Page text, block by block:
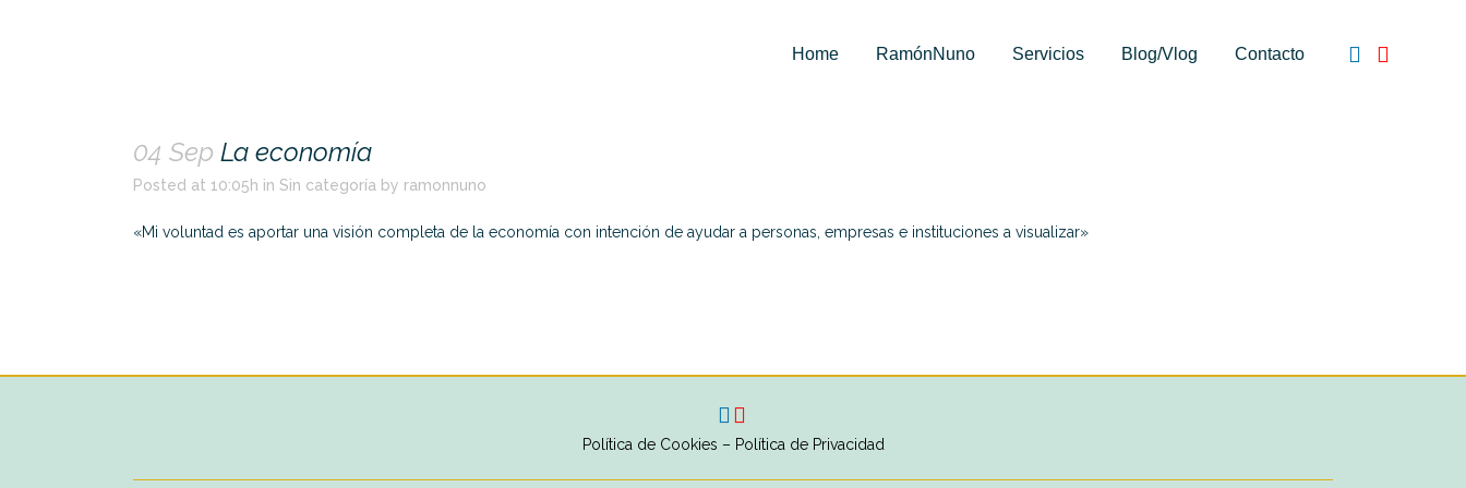
Home RamónNuno Servicios Blog/Vlog Contacto
04 Sep La economía
Posted at 10:05h in Sin categoría by ramonnuno
«Mi voluntad es aportar una visión completa de la economía con intención de ayudar a personas, empresas e instituciones a visualizar»
Política de Cookies – Política de Privacidad